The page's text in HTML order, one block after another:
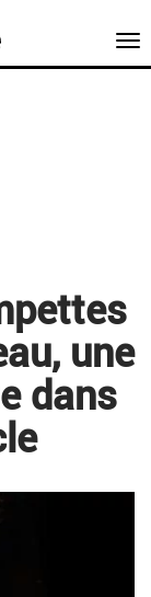
une
dans